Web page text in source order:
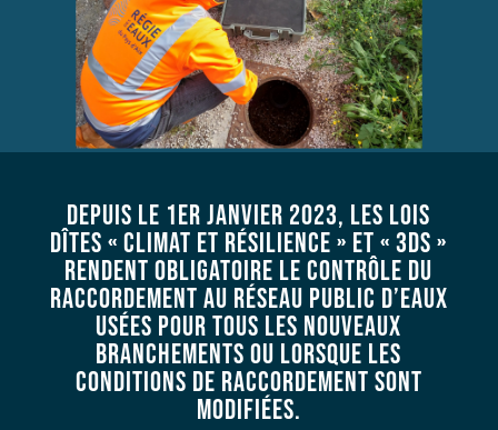
Depuis le 1er janvier 2023, les lois
dîtes « Climat et Résilience » et « 3DS »
rendent obligatoire le contrôle du
raccordement au réseau public d’eaux
usées pour tous les nouveaux
branchements ou lorsque les
conditions de raccordement sont
modifiées.